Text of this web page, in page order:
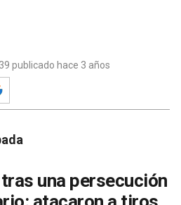
publicado hace 3 años
una persecución